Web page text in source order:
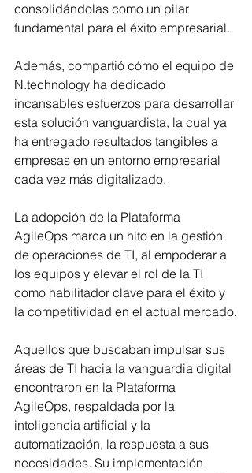
consolidándolas como un pilar
fundamental para el éxito empresarial.
Además, compartió cómo el equipo de
N.technology ha dedicado
incansables esfuerzos para desarrollar
esta solución vanguardista, la cual ya
ha entregado resultados tangibles a
empresas en un entorno empresarial
cada vez más digitalizado.
La adopción de la Plataforma
AgileOps marca un hito en la gestión
de operaciones de TI, al empoderar a
los equipos y elevar el rol de la TI
como habilitador clave para el éxito y
la competitividad en el actual mercado.
Aquellos que buscaban impulsar sus
áreas de TI hacia la vanguardia digital
encontraron en la Plataforma
AgileOps, respaldada por la
inteligencia artificial y la
automatización, la respuesta a sus
necesidades. Su implementación